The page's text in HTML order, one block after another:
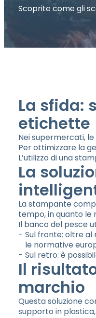
Scoprite come gli
La sfida:
etichette
Nei supermercati,
Per ottimizzare la
L’utilizzo di una
La
La stampante
tempo, in quanto le
Il banco del pesce
Sul fronte: oltre al
le normative
Sul retro: è
Il
marchio
Questa soluzione
supporto in